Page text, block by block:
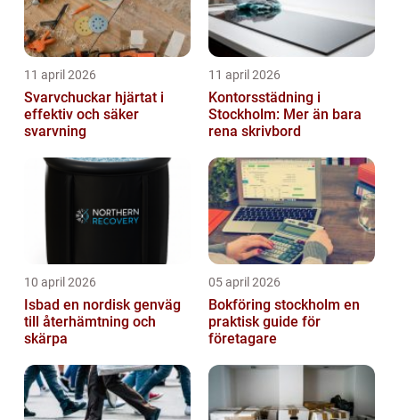
11 april 2026
Svarvchuckar hjärtat i
effektiv och säker
svarvning
11 april 2026
Kontorsstädning i
Stockholm: Mer än bara
rena skrivbord
10 april 2026
Isbad en nordisk genväg
till återhämtning och
skärpa
05 april 2026
Bokföring stockholm en
praktisk guide för
företagare